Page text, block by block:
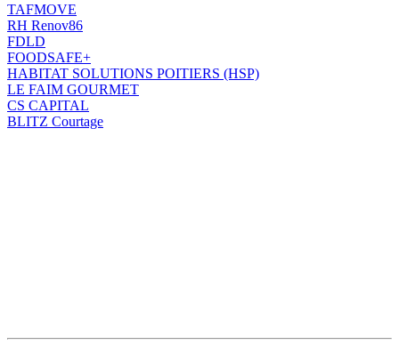
TAFMOVE
RH Renov86
FDLD
FOODSAFE+
HABITAT SOLUTIONS POITIERS (HSP)
LE FAIM GOURMET
CS CAPITAL
BLITZ Courtage